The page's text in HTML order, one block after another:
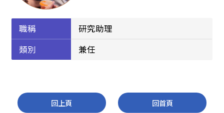
職稱
研究助理
類別
兼任
回上頁 回首頁